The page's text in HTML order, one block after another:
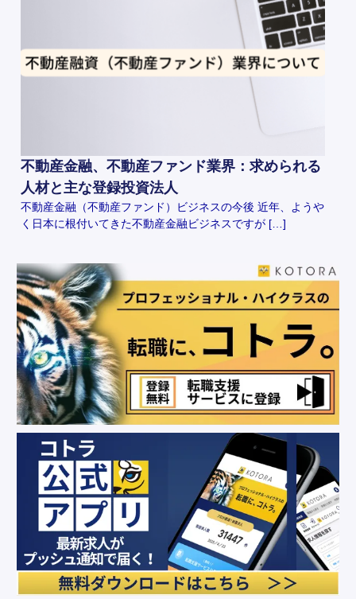
不動産金融、不動産ファンド業界：求められる
人材と主な登録投資法人
不動産金融（不動産ファンド）ビジネスの今後 近年、ようや
く日本に根付いてきた不動産金融ビジネスですが […]